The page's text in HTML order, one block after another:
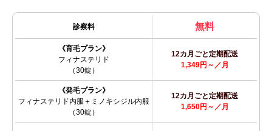
診察料 無料
《育毛プラン》
フィナステリド
（30錠）
12カ月ごと定期配送
1,349円～／月
《発毛プラン》
フィナステリド内服＋ミノキシジル内服
（30錠）
12カ月ごと定期配送
1,650円～／月